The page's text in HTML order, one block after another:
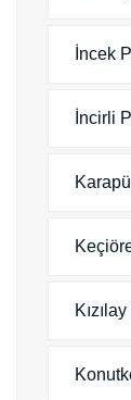
İncek
İncirli